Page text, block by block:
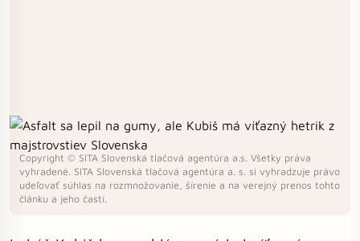
Copyright © SITA Slovenská tlačová agentúra a.s. Všetky práva
vyhradené. SITA Slovenská tlačová agentúra a. s. si vyhradzuje právo
udeľovať súhlas na rozmnožovanie, šírenie a na verejný prenos tohto
článku a jeho častí.